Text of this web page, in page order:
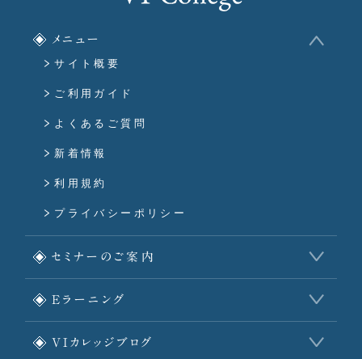
メニュー
サイト概要
ご利用ガイド
よくあるご質問
新着情報
利用規約
プライバシーポリシー
セミナーのご案内
Eラーニング
VIカレッジブログ